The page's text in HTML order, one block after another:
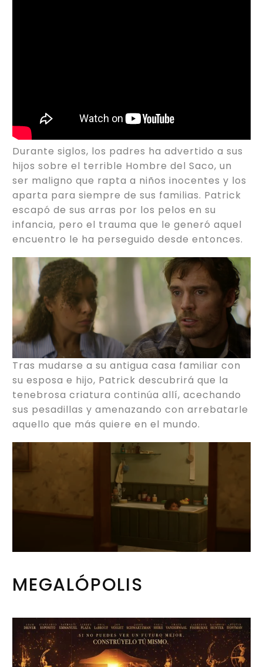
Durante siglos, los padres ha advertido a sus
hijos sobre el terrible Hombre del Saco, un
ser maligno que rapta a niños inocentes y los
aparta para siempre de sus familias. Patrick
escapó de sus arras por los pelos en su
infancia, pero el trauma que le generó aquel
encuentro le ha perseguido desde entonces.
Tras mudarse a su antigua casa familiar con
su esposa e hijo, Patrick descubrirá que la
tenebrosa criatura continúa allí, acechando
sus pesadillas y amenazando con arrebatarle
aquello que más quiere en el mundo.
MEGALÓPOLIS